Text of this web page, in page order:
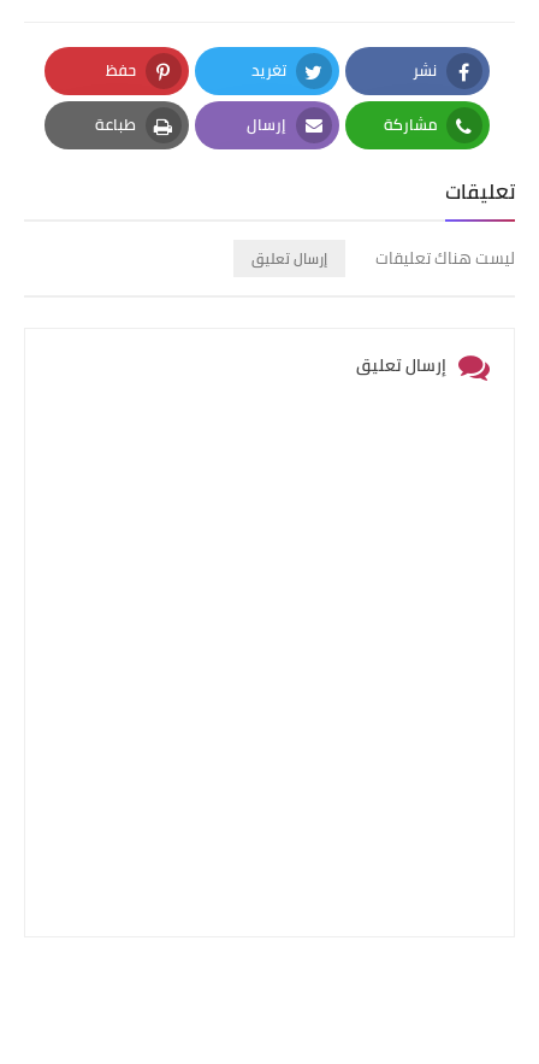
نشر
Facebook
تغريد
Twitter
حفظ
Pinterest
مشاركة
Whatsapp
إرسال
Email
طباعة
Print
تعليقات
ليست هناك تعليقات إرسال تعليق
إرسال تعليق